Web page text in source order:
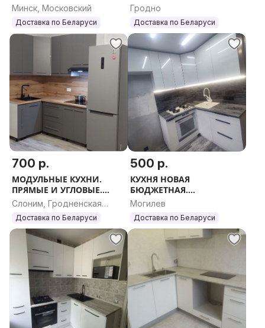
НЕДОРОГО. КУХНЯ НОВАЯ
БЮДЖЕТНАЯ. КУХОННЫЙ
ГАРНИТУР.
Минск, Московский
Доставка по Беларуси
ЛЮБОЙ РАЗМЕР.
Гродно
Доставка по Беларуси
700 р.
МОДУЛЬНЫЕ КУХНИ.
ПРЯМЫЕ И УГЛОВЫЕ.
ЛЮБОЙ РАЗМЕР.
Слоним, Гродненская
область
Доставка по Беларуси
500 р.
КУХНЯ НОВАЯ
БЮДЖЕТНАЯ.
МОДУЛЬНЫЕ КУХНИ.
ЛЮБОЙ РАЗМЕР.
Могилев
Доставка по Беларуси